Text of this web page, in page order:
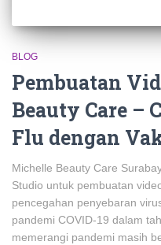
BLOG
Pembuatan
Beauty Care –
Flu dengan
Michelle Beauty Care
Studio untuk pembuatan
pencegahan penyebaran
pandemi COVID-19 dalam
memerangi pandemi masih